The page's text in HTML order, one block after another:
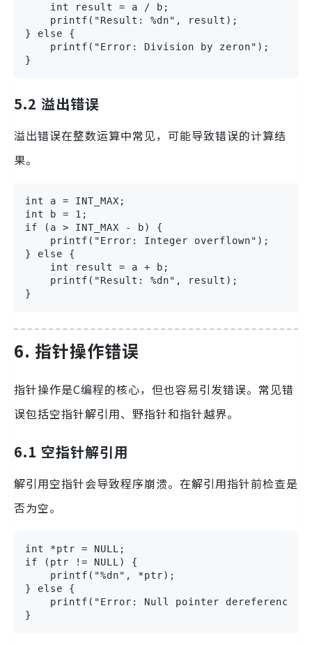
    int result = a / b;
    printf("Result: %dn", result);
} else {
    printf("Error: Division by zeron");
}
5.2 溢出错误
溢出错误在整数运算中常见，可能导致错误的计算结
果。
int a = INT_MAX;
int b = 1;
if (a > INT_MAX - b) {
    printf("Error: Integer overflown");
} else {
    int result = a + b;
    printf("Result: %dn", result);
}
6. 指针操作错误
指针操作是C编程的核心，但也容易引发错误。常见错
误包括空指针解引用、野指针和指针越界。
6.1 空指针解引用
解引用空指针会导致程序崩溃。在解引用指针前检查是
否为空。
int *ptr = NULL;
if (ptr != NULL) {
    printf("%dn", *ptr);
} else {
printf("Error: Null pointer
}